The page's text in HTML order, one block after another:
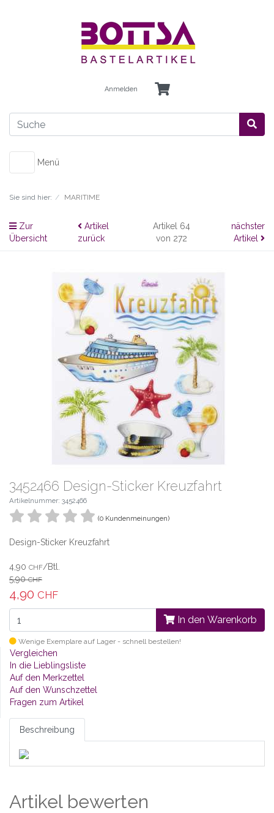
Anmelden
Menü
Sie sind hier: MARITIME
Zur
Übersicht
Artikel
zurück
Artikel 64
von 272
nächster
Artikel
3452466 Design-Sticker Kreuzfahrt
Artikelnummer: 3452466
(0 Kundenmeinungen)
Design-Sticker Kreuzfahrt
4,90 CHF/Btl.
5,90CHF
4,90 CHF
In den Warenkorb
Wenige Exemplare auf Lager - schnell bestellen!
Vergleichen
In die Lieblingsliste
Auf den Merkzettel
Auf den Wunschzettel
Fragen zum Artikel
Beschreibung
Artikel bewerten